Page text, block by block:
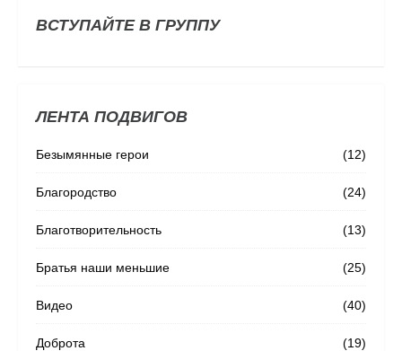
ВСТУПАЙТЕ В ГРУППУ
ЛЕНТА ПОДВИГОВ
(12)
Безымянные герои
(24)
Благородство
(13)
Благотворительность
(25)
Братья наши меньшие
(40)
Видео
(19)
Доброта